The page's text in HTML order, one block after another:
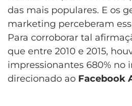
das mais populares. E os
marketing perceberam
Para corroborar tal
que entre 2010 e 2015,
impressionantes 680% no
direcionado ao Facebook